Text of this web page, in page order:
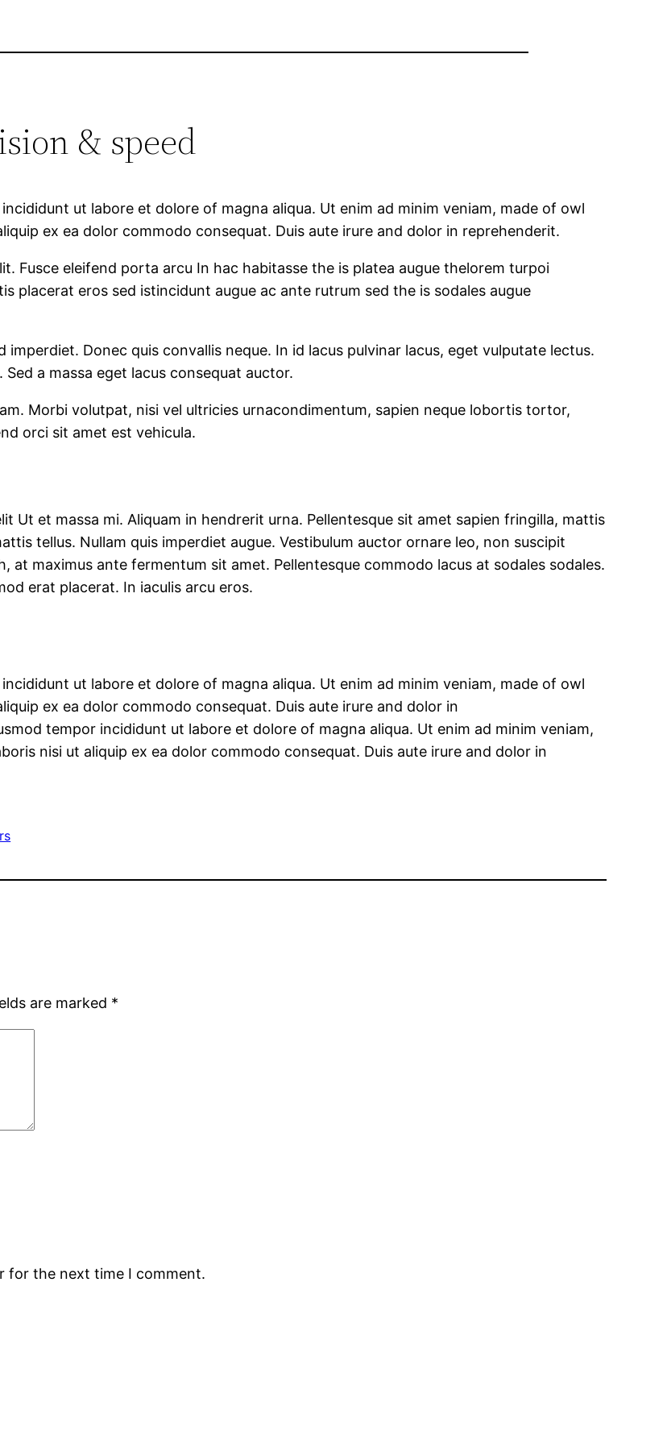
& speed
ut labore et dolore of magna aliqua. Ut enim ad minim veniam, made of owl
ex ea dolor commodo consequat. Duis aute irure and dolor in reprehenderit.
Fusce eleifend porta arcu In hac habitasse the is platea augue thelorem turpoi
placerat eros sed istincidunt augue ac ante rutrum sed the is sodales augue
Donec quis convallis neque. In id lacus pulvinar lacus, eget vulputate lectus.
a massa eget lacus consequat auctor.
Morbi volutpat, nisi vel ultricies urnacondimentum, sapien neque lobortis tortor,
orci sit amet est vehicula.
Ut et massa mi. Aliquam in hendrerit urna. Pellentesque sit amet sapien fringilla, mattis
tellus. Nullam quis imperdiet augue. Vestibulum auctor ornare leo, non suscipit
at maximus ante fermentum sit amet. Pellentesque commodo lacus at sodales sodales.
erat placerat. In iaculis arcu eros.
ut labore et dolore of magna aliqua. Ut enim ad minim veniam, made of owl
ex ea dolor commodo consequat. Duis aute irure and dolor in
tempor incididunt ut labore et dolore of magna aliqua. Ut enim ad minim veniam,
nisi ut aliquip ex ea dolor commodo consequat. Duis aute irure and dolor in
are marked *
for the next time I comment.